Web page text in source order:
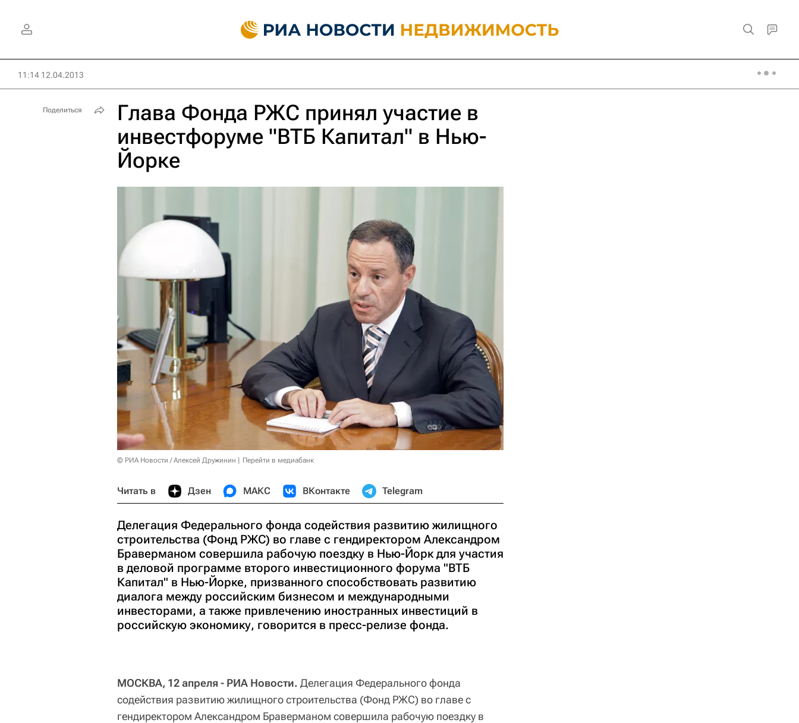
11:14 12.04.2013
Глава Фонда РЖС принял участие в
инвестфоруме "ВТБ Капитал" в Нью-
Йорке
© РИА Новости / Алексей Дружинин Перейти в медиабанк
Читать в Дзен МАКС ВКонтакте Telegram
Делегация Федерального фонда содействия развитию жилищного
строительства (Фонд РЖС) во главе с гендиректором Александром
Браверманом совершила рабочую поездку в Нью-Йорк для участия
в деловой программе второго инвестиционного форума "ВТБ
Капитал" в Нью-Йорке, призванного способствовать развитию
диалога между российским бизнесом и международными
инвесторами, а также привлечению иностранных инвестиций в
российскую экономику, говорится в пресс-релизе фонда.
МОСКВА, 12 апреля - РИА Новости. Делегация Федерального фонда
содействия развитию жилищного строительства (Фонд РЖС) во главе с
гендиректором Александром Браверманом совершила рабочую поездку в
Поделиться